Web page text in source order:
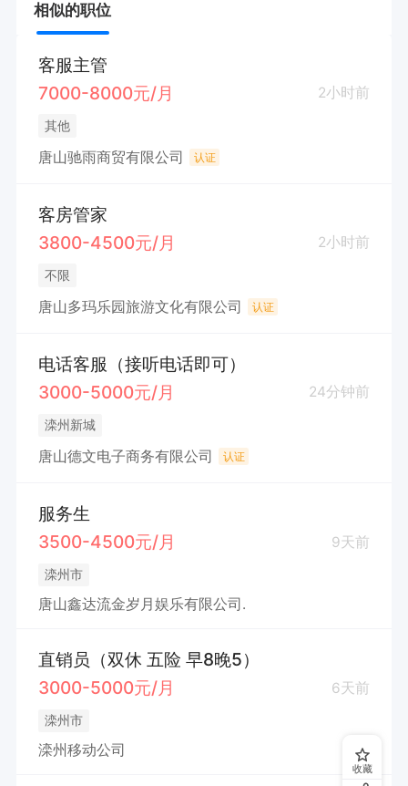
相似的职位
客服主管
7000-8000元/月
2小时前
其他
唐山驰雨商贸有限公司 认证
客房管家
3800-4500元/月
2小时前
不限
唐山多玛乐园旅游文化有限公司 认证
电话客服（接听电话即可）
3000-5000元/月
24分钟前
滦州新城
唐山德文电子商务有限公司 认证
服务生
3500-4500元/月
9天前
滦州市
唐山鑫达流金岁月娱乐有限公司.
直销员（双休 五险 早8晚5）
3000-5000元/月
6天前
滦州市
滦州移动公司
收藏